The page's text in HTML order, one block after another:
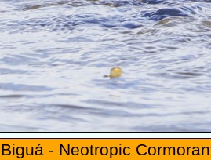
Biguá - Neotropic